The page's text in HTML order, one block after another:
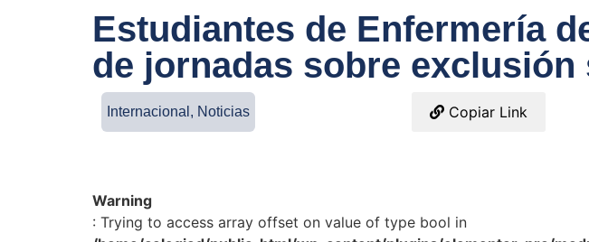
Estudiantes de Enfermería
de jornadas sobre
Internacional , Noticias Copiar Link
Warning
: Trying to access array offset on value of type bool in